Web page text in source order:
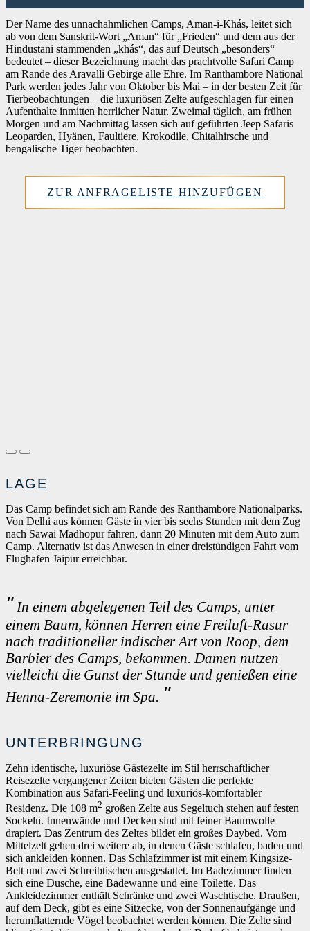
Der Name des unnachahmlichen Camps, Aman-i-Khás, leitet sich
ab von dem Sanskrit-Wort „Aman“ für „Frieden“ und dem aus der
Hindustani stammenden „khás“, das auf Deutsch „besonders“
bedeutet – dieser Bezeichnung macht das prachtvolle Safari Camp
am Rande des Aravalli Gebirge alle Ehre. Im Ranthambore National
Park werden jedes Jahr von Oktober bis Mai – in der besten Zeit für
Tierbeobachtungen – die luxuriösen Zelte aufgeschlagen für einen
Aufenthalte inmitten herrlicher Natur. Zweimal täglich, am frühen
Morgen und am Nachmittag lassen sich auf geführten Jeep Safaris
Leoparden, Hyänen, Faultiere, Krokodile, Chitalhirsche und
bengalische Tiger beobachten.
ZUR ANFRAGELISTE HINZUFÜGEN
LAGE
Das Camp befindet sich am Rande des Ranthambore Nationalparks.
Von Delhi aus können Gäste in vier bis sechs Stunden mit dem Zug
nach Sawai Madhopur fahren, dann 20 Minuten mit dem Auto zum
Camp. Alternativ ist das Anwesen in einer dreistündigen Fahrt vom
Flughafen Jaipur erreichbar.
In einem abgelegenen Teil des Camps, unter
einem Baum, können Herren eine Freiluft-Rasur
nach traditioneller indischer Art von Roop, dem
Barbier des Camps, bekommen. Damen nutzen
vielleicht die Gunst der Stunde und genießen eine
Henna-Zeremonie im Spa.
UNTERBRINGUNG
Zehn identische, luxuriöse Gästezelte im Stil herrschaftlicher
Reisezelte vergangener Zeiten bieten Gästen die perfekte
Kombination aus Safari-Feeling und luxuriös-komfortabler
Residenz. Die 108 m2 großen Zelte aus Segeltuch stehen auf festen
Sockeln. Innenwände und Decken sind mit feiner Baumwolle
drapiert. Das Zentrum des Zeltes bildet ein großes Daybed. Vom
Mittelzelt gehen drei weitere ab, in denen Gäste schlafen, baden und
sich ankleiden können. Das Schlafzimmer ist mit einem Kingsize-
Bett und zwei Schreibtischen ausgestattet. Im Badezimmer finden
sich eine Dusche, eine Badewanne und eine Toilette. Das
Ankleidezimmer enthält Schränke und zwei Waschtische. Draußen,
auf dem Deck, gibt es eine Sitzecke, von der Sonnenaufgänge und
herumflatternde Vögel beobachtet werden können. Die Zelte sind